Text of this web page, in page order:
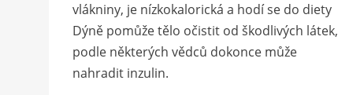
vlákniny, je nízkokalorická a hodí se do diety
Dýně pomůže tělo očistit od škodlivých látek,
podle některých vědců dokonce může
nahradit inzulin.